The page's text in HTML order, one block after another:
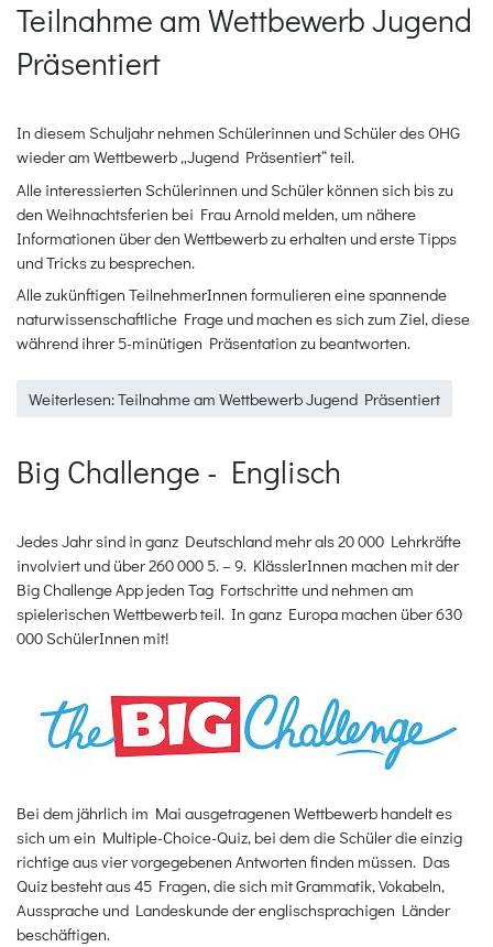
Teilnahme am Wettbewerb Jugend
Präsentiert
In diesem Schuljahr nehmen Schülerinnen und Schüler des OHG
wieder am Wettbewerb „Jugend Präsentiert“ teil.
Alle interessierten Schülerinnen und Schüler können sich bis zu
den Weihnachtsferien bei Frau Arnold melden, um nähere
Informationen über den Wettbewerb zu erhalten und erste Tipps
und Tricks zu besprechen.
Alle zukünftigen TeilnehmerInnen formulieren eine spannende
naturwissenschaftliche Frage und machen es sich zum Ziel, diese
während ihrer 5-minütigen Präsentation zu beantworten.
Weiterlesen: Teilnahme am Wettbewerb Jugend Präsentiert
Big Challenge - Englisch
Jedes Jahr sind in ganz Deutschland mehr als 20 000 Lehrkräfte
involviert und über 260 000 5. – 9. KlässlerInnen machen mit der
Big Challenge App jeden Tag Fortschritte und nehmen am
spielerischen Wettbewerb teil. In ganz Europa machen über 630
000 SchülerInnen mit!
Bei dem jährlich im Mai ausgetragenen Wettbewerb handelt es
sich um ein Multiple-Choice-Quiz, bei dem die Schüler die einzig
richtige aus vier vorgegebenen Antworten finden müssen. Das
Quiz besteht aus 45 Fragen, die sich mit Grammatik, Vokabeln,
Aussprache und Landeskunde der englischsprachigen Länder
beschäftigen.